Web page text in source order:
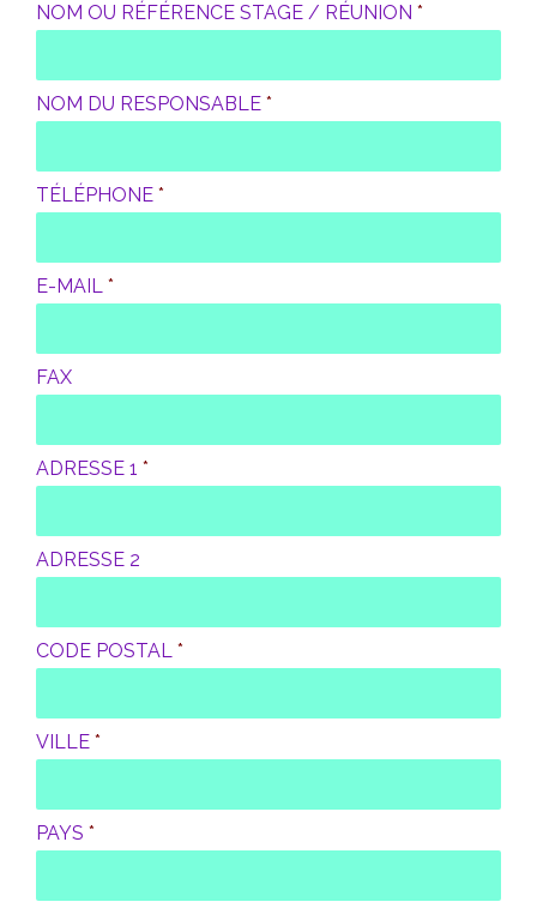
NOM OU RÉFÉRENCE STAGE / RÉUNION *
NOM DU RESPONSABLE *
TÉLÉPHONE *
E-MAIL *
FAX
ADRESSE 1 *
ADRESSE 2
CODE POSTAL *
VILLE *
PAYS *